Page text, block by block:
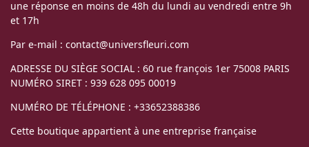
une réponse en moins de 48h du lundi au vendredi entre 9h
et 17h
Par e-mail : contact@universfleuri.com
ADRESSE DU SIÈGE SOCIAL : 60 rue françois 1er 75008 PARIS
NUMÉRO SIRET : 939 628 095 00019
NUMÉRO DE TÉLÉPHONE : +33652388386
Cette boutique appartient à une entreprise française